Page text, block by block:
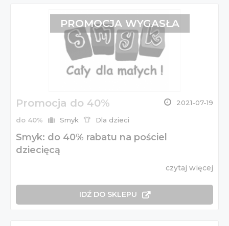
Promocja do 40% 2021-07-19
do 40% Smyk Dla dzieci
Smyk: do 40% rabatu na pościel
dziecięcą
czytaj więcej
IDŹ DO SKLEPU
PROMOCJA WYGASŁA